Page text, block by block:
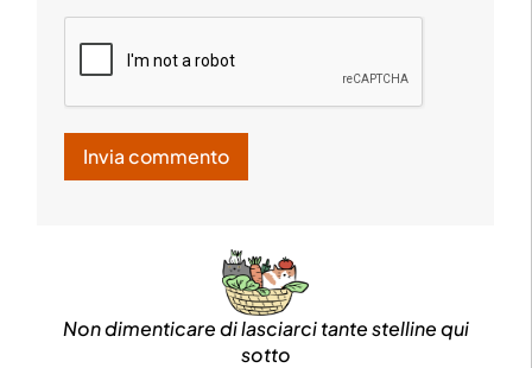
Non dimenticare di lasciarci tante stelline qui
sotto